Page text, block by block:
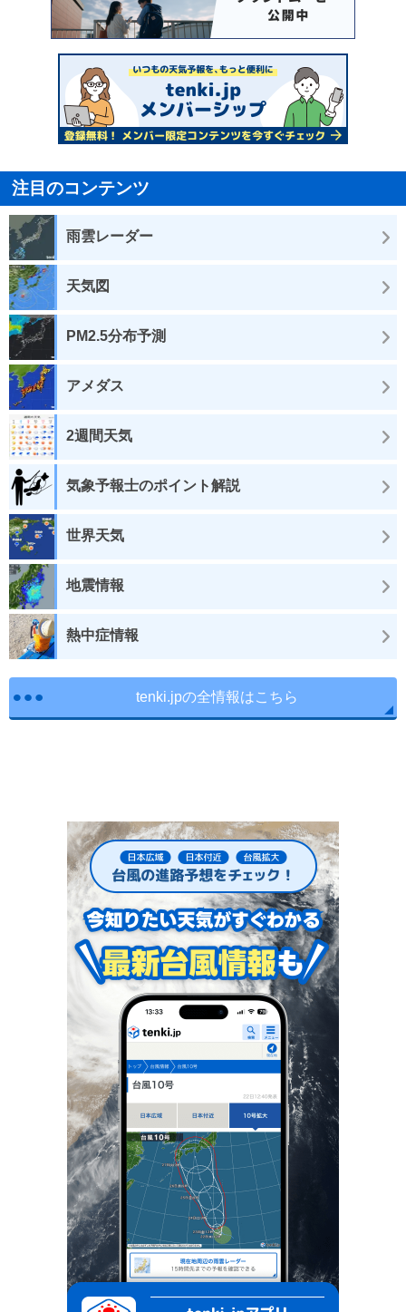
注目のコンテンツ
雨雲レーダー
天気図
PM2.5分布予測
アメダス
2週間天気
気象予報士のポイント解説
世界天気
地震情報
熱中症情報
tenki.jpの全情報はこちら